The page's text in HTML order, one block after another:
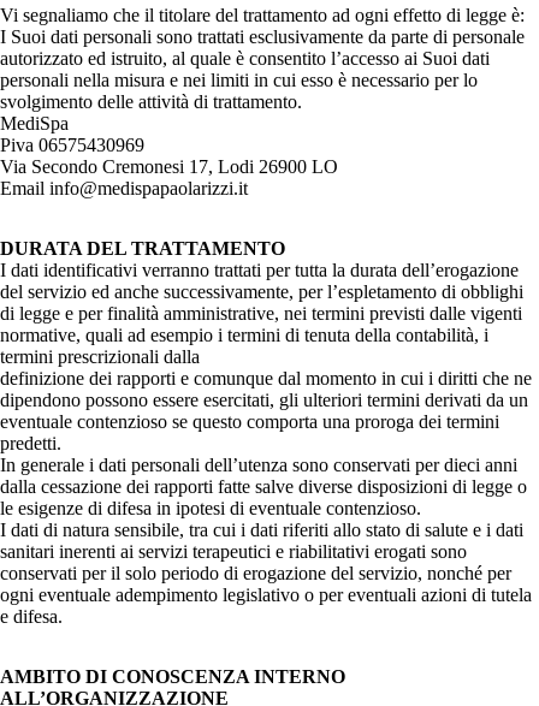
Vi segnaliamo che il titolare del trattamento ad ogni effetto di legge è:
I Suoi dati personali sono trattati esclusivamente da parte di personale
autorizzato ed istruito, al quale è consentito l’accesso ai Suoi dati
personali nella misura e nei limiti in cui esso è necessario per lo
svolgimento delle attività di trattamento.
MediSpa
Piva 06575430969
Via Secondo Cremonesi 17, Lodi 26900 LO
Email info@medispapaolarizzi.it
DURATA DEL TRATTAMENTO
I dati identificativi verranno trattati per tutta la durata dell’erogazione
del servizio ed anche successivamente, per l’espletamento di obblighi
di legge e per finalità amministrative, nei termini previsti dalle vigenti
normative, quali ad esempio i termini di tenuta della contabilità, i
termini prescrizionali dalla
definizione dei rapporti e comunque dal momento in cui i diritti che ne
dipendono possono essere esercitati, gli ulteriori termini derivati da un
eventuale contenzioso se questo comporta una proroga dei termini
predetti.
In generale i dati personali dell’utenza sono conservati per dieci anni
dalla cessazione dei rapporti fatte salve diverse disposizioni di legge o
le esigenze di difesa in ipotesi di eventuale contenzioso.
I dati di natura sensibile, tra cui i dati riferiti allo stato di salute e i dati
sanitari inerenti ai servizi terapeutici e riabilitativi erogati sono
conservati per il solo periodo di erogazione del servizio, nonché per
ogni eventuale adempimento legislativo o per eventuali azioni di tutela
e difesa.
AMBITO DI CONOSCENZA INTERNO
ALL’ORGANIZZAZIONE